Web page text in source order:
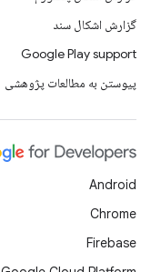
گزارش اشکال سند
Google Play support
پیوستن به مطالعات پژوهشی
Android
Chrome
Firebase